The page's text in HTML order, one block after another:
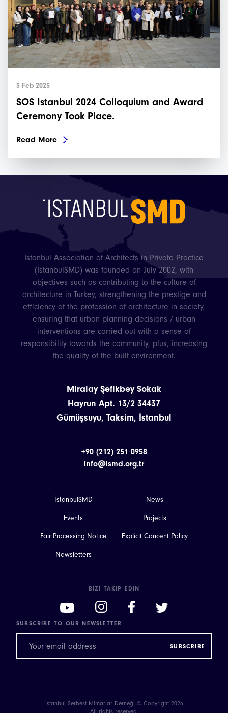
3 Feb 2025
SOS Istanbul 2024 Colloquium and Award
Ceremony Took Place.
Read More
İstanbul Association of Architects in Private Practice
(İstanbulSMD) was founded on July 2002, with
objectives such as contributing to the culture of
architecture in Turkey, strengthening the prestige and
efficiency of the profession of architecture in society,
ensuring that urban planning decisions / urban
interventions are carried out with a sense of
responsibility towards the community, plus, increasing
the quality of the built environment.
Miralay Şefikbey Sokak
Hayrun Apt. 13/2 34437
Gümüşsuyu, Taksim, İstanbul
+90 (212) 251 0958
info@ismd.org.tr
İstanbulSMD News
Events Projects
Fair Processing Notice Explicit Concent Policy
Newsletters
BIZI TAKIP EDIN
SUBSCRIBE TO OUR NEWSLETTER
İstanbul Serbest Mimarlar Derneği © Copyright 2026